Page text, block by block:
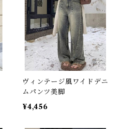
ヴィンテージ風ワイドデニ
ムパンツ美脚
¥4,456